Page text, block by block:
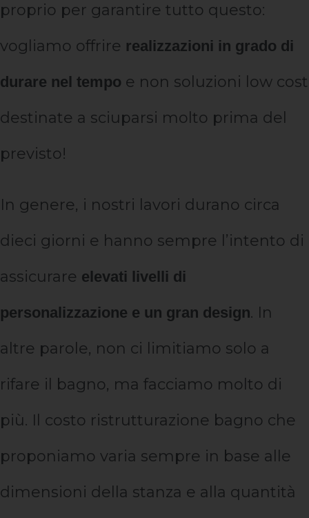
proprio per garantire tutto questo:
vogliamo offrire realizzazioni in grado di
durare nel tempo e non soluzioni low cost
destinate a sciuparsi molto prima del
previsto!
In genere, i nostri lavori durano circa
dieci giorni e hanno sempre l’intento di
assicurare elevati livelli di
personalizzazione e un gran design. In
altre parole, non ci limitiamo solo a
rifare il bagno, ma facciamo molto di
più. Il costo ristrutturazione bagno che
proponiamo varia sempre in base alle
dimensioni della stanza e alla quantità